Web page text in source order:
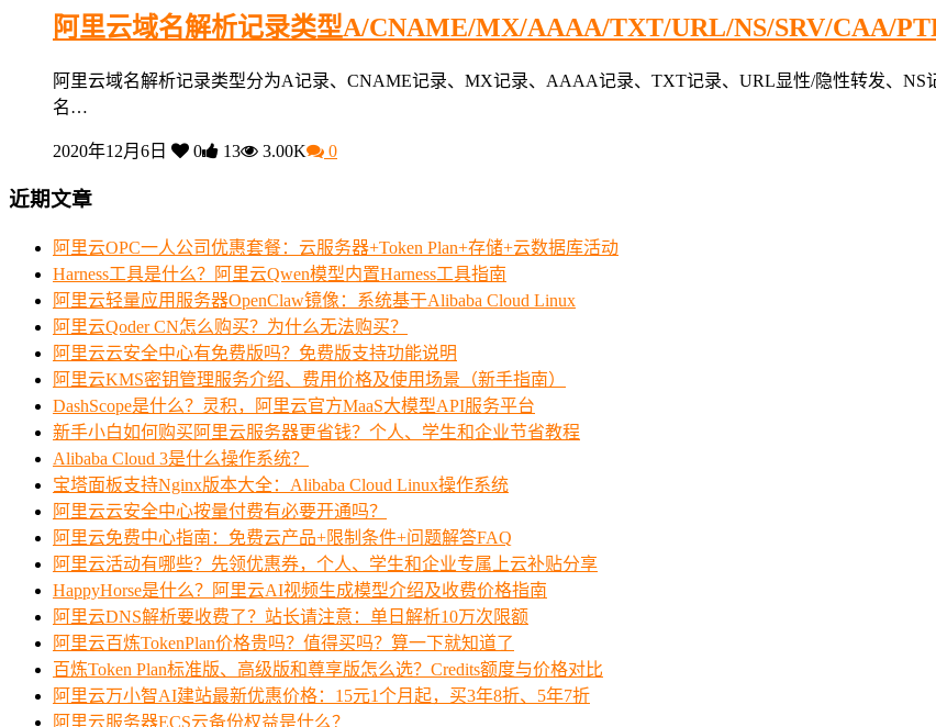
阿里云域名解析记录类型A/CNAME/MX/AAAA/TXT/URL/NS/SRV/CAA/
阿里云域名解析记录类型分为A记录、CNAME记录、MX记录、AAAA记录、TXT记录、URL显性/隐性转发、
名…
2020年12月6日 0 13 3.00K 0
近期文章
阿里云OPC一人公司优惠套餐：云服务器+Token Plan+存储+云数据库活动
Harness工具是什么？阿里云Qwen模型内置Harness工具指南
阿里云轻量应用服务器OpenClaw镜像：系统基于Alibaba Cloud Linux
阿里云Qoder CN怎么购买？为什么无法购买？
阿里云云安全中心有免费版吗？免费版支持功能说明
阿里云KMS密钥管理服务介绍、费用价格及使用场景（新手指南）
DashScope是什么？灵积，阿里云官方MaaS大模型API服务平台
新手小白如何购买阿里云服务器更省钱？个人、学生和企业节省教程
Alibaba Cloud 3是什么操作系统？
宝塔面板支持Nginx版本大全：Alibaba Cloud Linux操作系统
阿里云云安全中心按量付费有必要开通吗？
阿里云免费中心指南：免费云产品+限制条件+问题解答FAQ
阿里云活动有哪些？先领优惠券，个人、学生和企业专属上云补贴分享
HappyHorse是什么？阿里云AI视频生成模型介绍及收费价格指南
阿里云DNS解析要收费了？站长请注意：单日解析10万次限额
阿里云百炼TokenPlan价格贵吗？值得买吗？算一下就知道了
百炼Token Plan标准版、高级版和尊享版怎么选？Credits额度与价格对比
阿里云万小智AI建站最新优惠价格：15元1个月起，买3年8折、5年7折
阿里云服务器ECS云备份权益是什么？